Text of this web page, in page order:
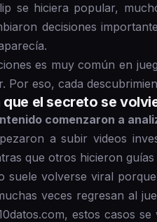
se hiciera popular,
decisiones
es muy común en
Por eso, cada
que el secreto se
comenzaron a
a subir videos
que otros hicieron
suele volverse viral
veces regresan al
estos casos